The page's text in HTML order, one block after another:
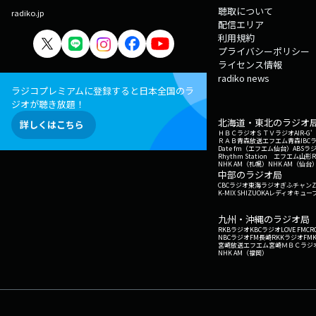
radiko.jp
ラジコプレミアムに登録すると日本全国のラ
ジオが聴き放題！
詳しくはこちら
聴取について
配信エリア
利用規約
プライバシーポリシー
ライセンス情報
radiko news
北海道・東北のラジオ
ＨＢＣラジオＳＴＶラジオAIR-G'
ＲＡＢ青森放送エフエム青森IBC
Date fm（エフエム仙台） ABSラ
Rhythm Station エフエム山形
NHK AM（札幌） NHK AM（仙台
中部のラジオ局
CBCラジオ東海ラジオぎふチャン
K-MIX SHIZUOKAレディオキュー
九州・沖縄のラジオ局
RKBラジオKBCラジオLOVE FM
NBCラジオFM長崎RKKラジオ
宮崎放送エフエム宮崎ＭＢＣラジ
NHK AM（福岡）